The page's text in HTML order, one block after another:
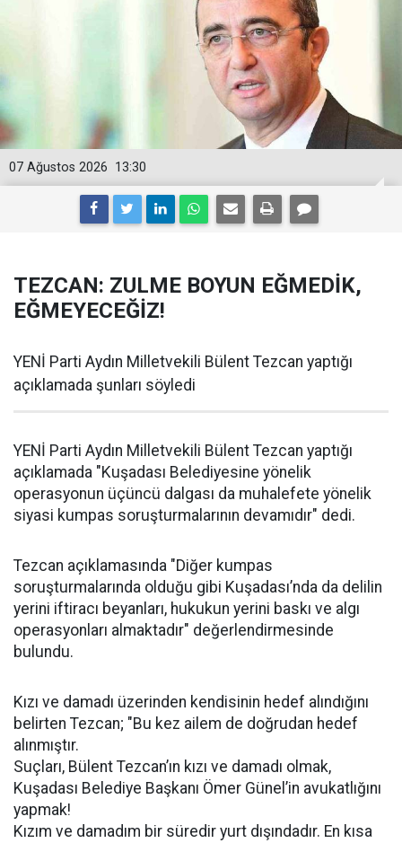
13:30
07 Ağustos 2026
TEZCAN: ZULME BOYUN EĞMEDİK,
EĞMEYECEĞİZ!
YENİ Parti Aydın Milletvekili Bülent Tezcan yaptığı
açıklamada şunları söyledi
YENİ Parti Aydın Milletvekili Bülent Tezcan yaptığı
açıklamada "Kuşadası Belediyesine yönelik
operasyonun üçüncü dalgası da muhalefete yönelik
siyasi kumpas soruşturmalarının devamıdır" dedi.
Tezcan açıklamasında "Diğer kumpas
soruşturmalarında olduğu gibi Kuşadası’nda da delilin
yerini iftiracı beyanları, hukukun yerini baskı ve algı
operasyonları almaktadır" değerlendirmesinde
bulundu.
Kızı ve damadı üzerinden kendisinin hedef alındığını
belirten Tezcan; "Bu kez ailem de doğrudan hedef
alınmıştır.
Suçları, Bülent Tezcan’ın kızı ve damadı olmak,
Kuşadası Belediye Başkanı Ömer Günel’in avukatlığını
yapmak!
Kızım ve damadım bir süredir yurt dışındadır. En kısa